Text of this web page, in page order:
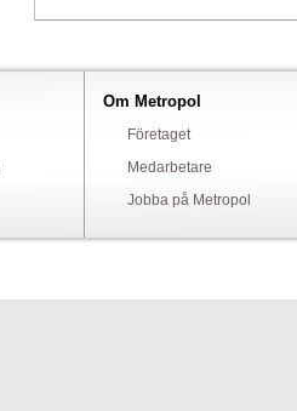
Om Metropol
Företaget
Medarbetare
Jobba på Metropol